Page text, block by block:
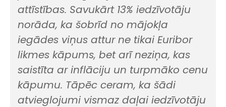
attīstības. Savukārt 13% iedzīvotāju
norāda, ka šobrīd no mājokļa
iegādes viņus attur ne tikai Euribor
likmes kāpums, bet arī neziņa, kas
saistīta ar inflāciju un turpmāko cenu
kāpumu. Tāpēc ceram, ka šādi
atvieglojumi vismaz daļai iedzīvotāju